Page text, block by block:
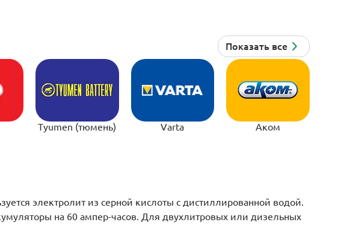
Tyumen (тюмень) Varta Аком
электролит из серной кислоты с дистиллированной водой.
на 60 ампер-часов. Для двухлитровых или дизельных